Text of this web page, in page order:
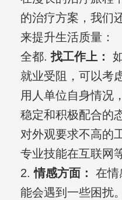
的治疗方案，我们
来提升生活质量：
全都. 找工作上：
就业受阻，可以考
用人单位自身情况
稳定和积极配合的
对外观要求不高的
专业技能在互联网
2.情感方面：
在情
能会遇到一些困扰